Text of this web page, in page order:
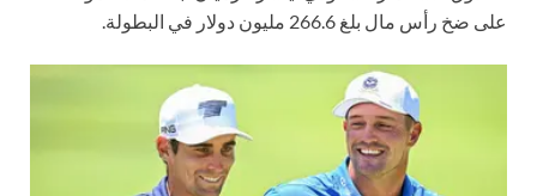
على ضخ رأس مال بلغ 266.6 مليون دولار في البطولة.